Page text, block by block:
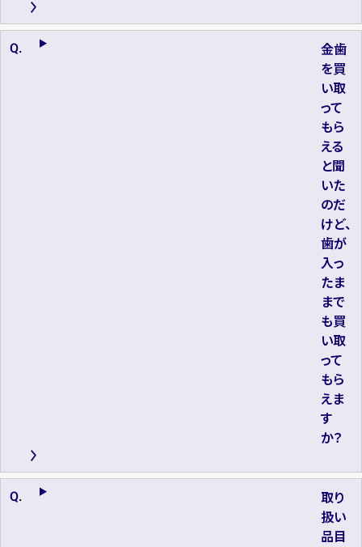
金歯
を買
い取
って
もら
える
と聞
いた
のだ
けど、
歯が
入っ
たま
まで
も買
い取
って
もら
えま
す
か？
取り
扱い
品目